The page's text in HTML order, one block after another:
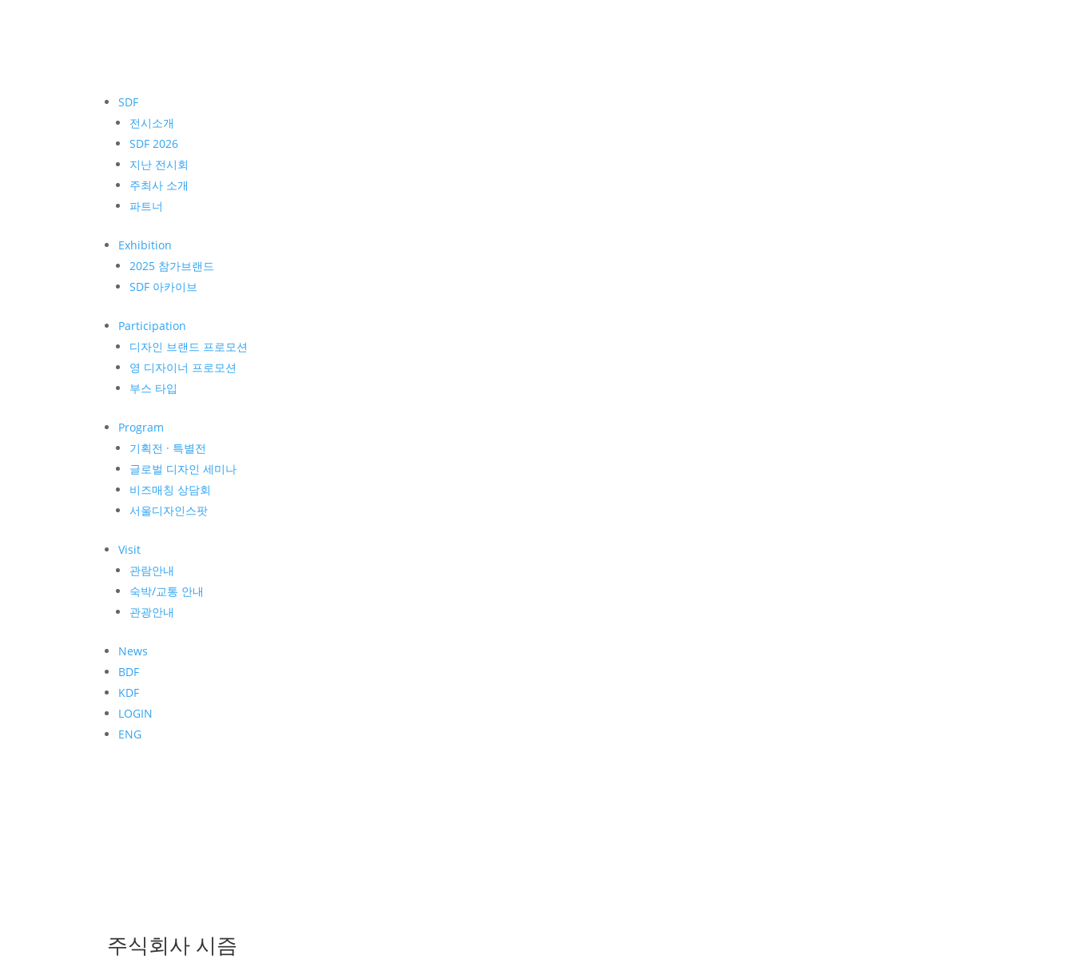
SDF
전시소개
SDF 2026
지난 전시회
주최사 소개
파트너
Exhibition
2025 참가브랜드
SDF 아카이브
Participation
디자인 브랜드 프로모션
영 디자이너 프로모션
부스 타입
Program
기획전 · 특별전
글로벌 디자인 세미나
비즈매칭 상담회
서울디자인스팟
Visit
관람안내
숙박/교통 안내
관광안내
News
BDF
KDF
LOGIN
ENG
주식회사 시즘